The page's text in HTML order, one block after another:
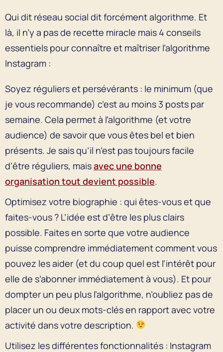
Qui dit réseau social dit forcément algorithme. Et
là, il n’y a pas de recette miracle mais 4 conseils
essentiels pour connaître et maîtriser l’algorithme
Instagram :
Soyez réguliers et persévérants : le minimum (que
je vous recommande) c’est au moins 3 posts par
semaine. Cela permet à l’algorithme (et votre
audience) de savoir que vous êtes bel et bien
présents. Je sais qu’il n’est pas toujours facile
d’être réguliers, maisavec une bonne
organisation tout devient possible.
Optimisez votre biographie : qui êtes-vous et que
faites-vous ? L’idée est d’être les plus clairs
possible. Faites en sorte que votre audience
puisse comprendre immédiatement comment vous
pouvez les aider (et du coup quel est l’intérêt pour
elle de s’abonner immédiatement à vous). Et pour
dompter un peu plus l’algorithme, n’oubliez pas de
placer un ou deux mots-clés en rapport avec votre
activité dans votre description.
Utilisez les différentes fonctionnalités : Instagram